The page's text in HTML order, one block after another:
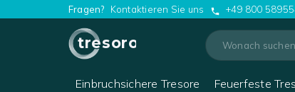
Fragen? Kontaktieren Sie uns +49 800
tresoro
Einbruchsichere Tresore Feuerfeste